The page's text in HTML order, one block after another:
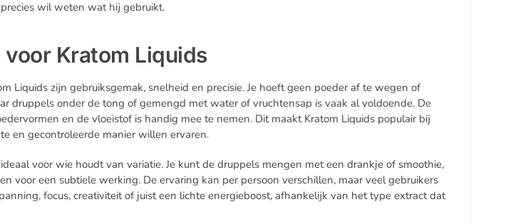
wil weten wat hij gebruikt.
voor Kratom Liquids
Liquids zijn gebruiksgemak, snelheid en precisie. Je hoeft geen poeder af te wegen of
druppels onder de tong of gemengd met water of vruchtensap is vaak al voldoende. De
en de vloeistof is handig mee te nemen. Dit maakt Kratom Liquids populair bij
en gecontroleerde manier willen ervaren.
voor wie houdt van variatie. Je kunt de druppels mengen met een drankje of smoothie,
voor een subtiele werking. De ervaring kan per persoon verschillen, maar veel gebruikers
focus, creativiteit of juist een lichte energieboost, afhankelijk van het type extract dat